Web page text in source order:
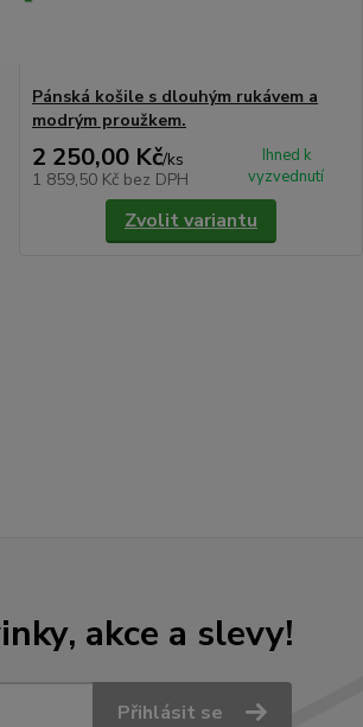
Pánská košile s dlouhým rukávem a
modrým proužkem.
2 250,00 Kč/ks
1 859,50 Kč bez DPH
Ihned k
vyzvednutí
Zvolit variantu
akce a slevy!
Přihlásit se